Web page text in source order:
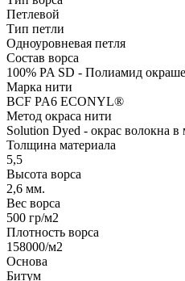
Петлевой
Тип петли
Одноуровневая петля
Состав ворса
100% PA SD - Полиамид
Марка нити
BCF PA6 ECONYL®
Метод окраса нити
Solution Dyed - окрас волокна в
Толщина материала
5,5
Высота ворса
2,6 мм.
Вес ворса
500 гр/м2
Плотность ворса
158000/м2
Основа
Битум